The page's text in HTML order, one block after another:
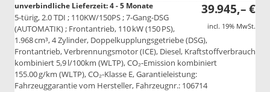
39.945,– €
incl. 19% MwSt.
unverbindliche Lieferzeit: 4 - 5 Monate
5-türig, 2.0 TDI ; 110KW/150PS ; 7-Gang-DSG
(AUTOMATIK) ; Frontantrieb, 110 kW (150 PS),
1.968 cm³, 4 Zylinder, Doppelkupplungsgetriebe (DSG),
Frontantrieb, Verbrennungsmotor (ICE), Diesel, Kraftstoffverbrauch
kombiniert 5,9 l/100km (WLTP), CO₂-Emission kombiniert
155.00 g/km (WLTP), CO₂-Klasse E, Garantieleistung:
Fahrzeuggarantie vom Hersteller, Fahrzeugnr.: 106714